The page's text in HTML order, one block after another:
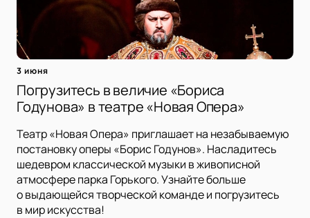
3 июня
Погрузитесь в величие «Бориса
Годунова» в театре «Новая Опера»
Театр «Новая Опера» приглашает на незабываемую
постановку оперы «Борис Годунов». Насладитесь
шедевром классической музыки в живописной
атмосфере парка Горького. Узнайте больше
о выдающейся творческой команде и погрузитесь
в мир искусства!